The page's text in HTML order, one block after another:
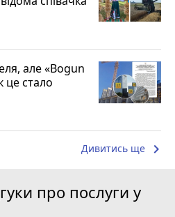
але «Bogun
це стало
Дивитись ще keyboard_arrow_right
про послуги у